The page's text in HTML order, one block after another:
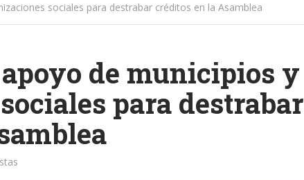
sociales para destrabar créditos en la Asamblea
de municipios y
para destrabar